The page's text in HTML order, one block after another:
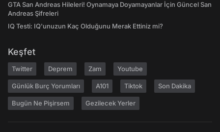
GTA San Andreas Hileleri! Oynamaya Doyamayanlar İçin Güncel San
Andreas Şifreleri
IQ Testi: IQ'unuzun Kaç Olduğunu Merak Ettiniz mi?
Keşfet
Twitter Deprem Zam Youtube
Günlük Burç Yorumları A101 Tiktok Son Dakika
Bugün Ne Pişirsem Gezilecek Yerler